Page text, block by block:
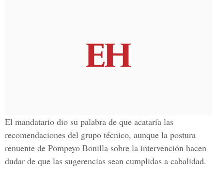
El mandatario dio su palabra de que acataría las
recomendaciones del grupo técnico, aunque la postura
renuente de Pompeyo Bonilla sobre la intervención hacen
dudar de que las sugerencias sean cumplidas a cabalidad.